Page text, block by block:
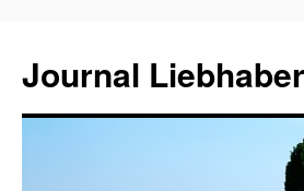
Journal